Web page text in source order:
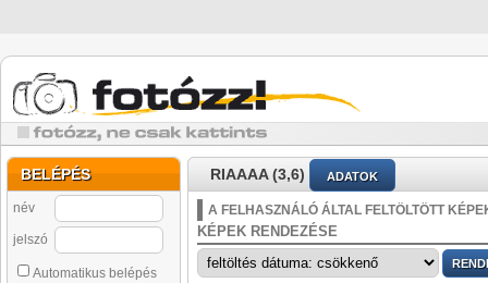
BELÉPÉS
név
jelszó
Automatikus belépés
RIAAAA (3,6) ADATOK
A FELHASZNÁLÓ ÁLTAL FELTÖLTÖTT
KÉPEK RENDEZÉSE